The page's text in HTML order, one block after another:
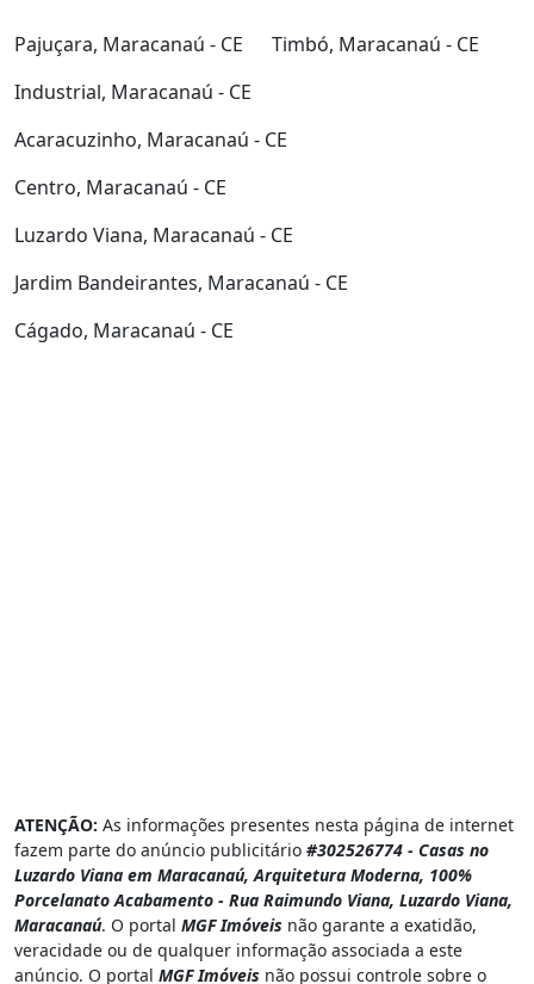
Pajuçara, Maracanaú - CE
Timbó, Maracanaú - CE
Industrial, Maracanaú - CE
Acaracuzinho, Maracanaú - CE
Centro, Maracanaú - CE
Luzardo Viana, Maracanaú - CE
Jardim Bandeirantes, Maracanaú - CE
Cágado, Maracanaú - CE
ATENÇÃO: As informações presentes nesta página de internet
fazem parte do anúncio publicitário #302526774 - Casas no
Luzardo Viana em Maracanaú, Arquitetura Moderna, 100%
Porcelanato Acabamento - Rua Raimundo Viana, Luzardo Viana,
Maracanaú. O portal MGF Imóveis não garante a exatidão,
veracidade ou de qualquer informação associada a este
anúncio. O portal MGF Imóveis não possui controle sobre o